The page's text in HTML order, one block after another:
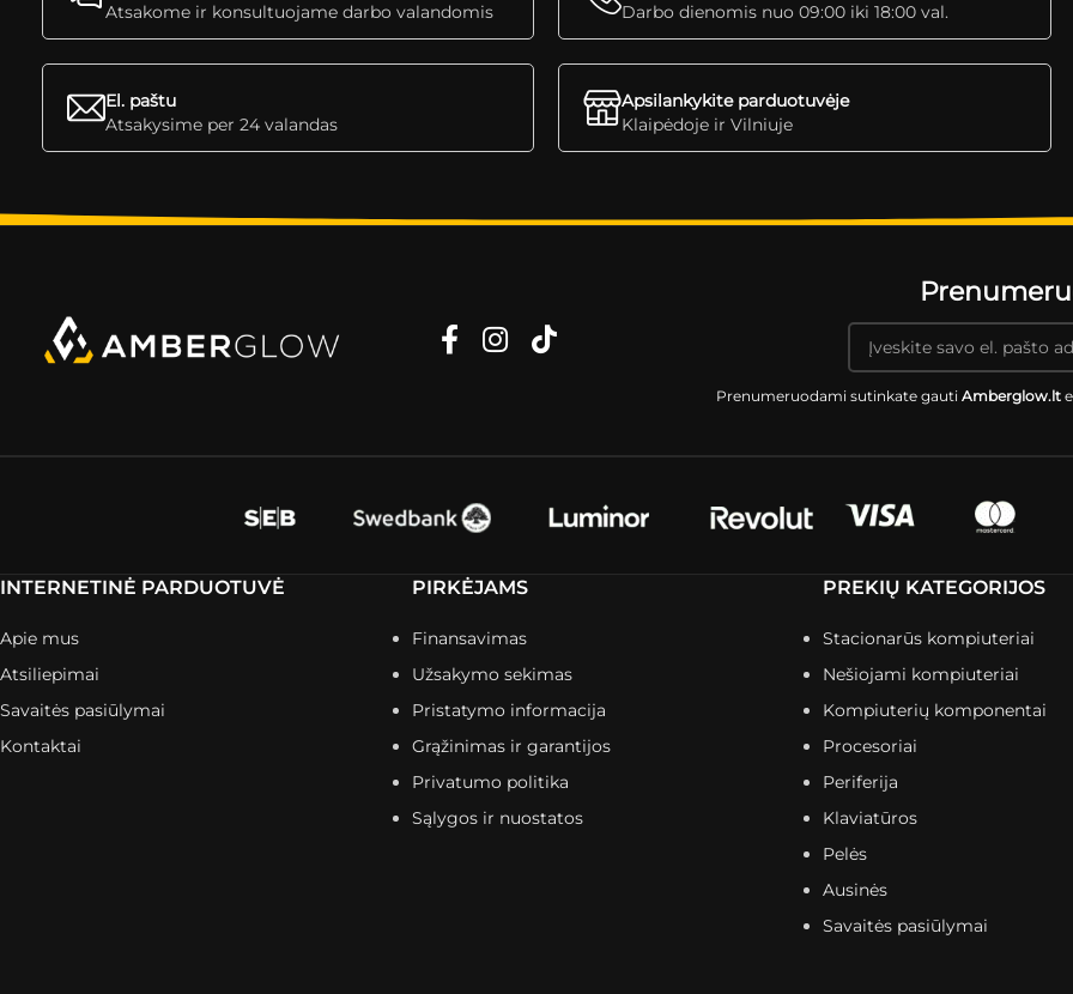
Atsakome ir konsultuojame darbo valandomis
Darbo dienomis nuo 09:00 iki 18:00 val.
El. paštu
Atsakysime per 24 valandas
Apsilankykite parduotuvėje
Klaipėdoje ir Vilniuje
Prenumeruodami sutinkate gautiAmberglow.lt
INTERNETINĖ PARDUOTUVĖ
Apie mus
Atsiliepimai
Savaitės pasiūlymai
Kontaktai
PIRKĖJAMS
Finansavimas
Užsakymo sekimas
Pristatymo informacija
Grąžinimas ir garantijos
Privatumo politika
Sąlygos ir nuostatos
PREKIŲ KATEGORIJOS
Stacionarūs kompiuteriai
Nešiojami kompiuteriai
Kompiuterių komponentai
Procesoriai
Periferija
Klaviatūros
Pelės
Ausinės
Savaitės pasiūlymai